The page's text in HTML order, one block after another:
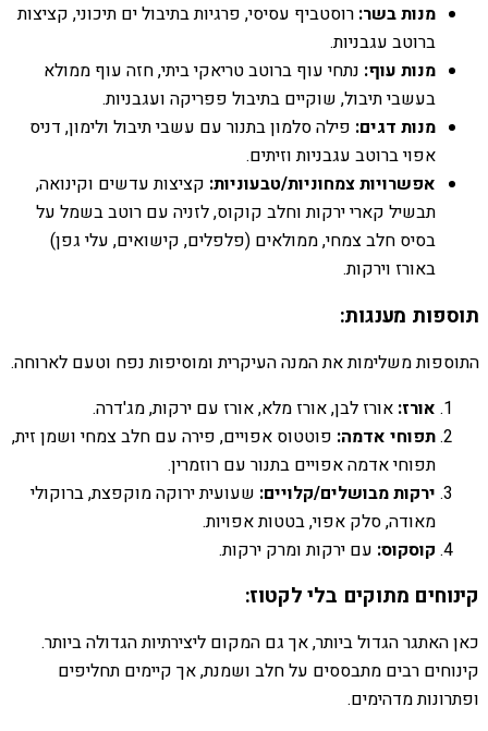
מנות בשר: רוסטביף עסיסי, פרגיות בתיבול ים תיכוני, קציצות
ברוטב עגבניות.
מנות עוף: נתחי עוף ברוטב טריאקי ביתי, חזה עוף ממולא
בעשבי תיבול, שוקיים בתיבול פפריקה ועגבניות.
מנות דגים: פילה סלמון בתנור עם עשבי תיבול ולימון, דניס
אפוי ברוטב עגבניות וזיתים.
אפשרויות צמחוניות/טבעוניות: קציצות עדשים וקינואה,
תבשיל קארי ירקות וחלב קוקוס, לזניה עם רוטב בשמל על
בסיס חלב צמחי, ממולאים (פלפלים, קישואים, עלי גפן)
באורז וירקות.
תוספות מענגות:
התוספות משלימות את המנה העיקרית ומוסיפות נפח וטעם לארוחה.
אורז: אורז לבן, אורז מלא, אורז עם ירקות, מג'דרה.
תפוחי אדמה: פוטטוס אפויים, פירה עם חלב צמחי ושמן זית,
תפוחי אדמה אפויים בתנור עם רוזמרין.
ירקות מבושלים/קלויים: שעועית ירוקה מוקפצת, ברוקולי
מאודה, סלק אפוי, בטטות אפויות.
קוסקוס: עם ירקות ומרק ירקות.
קינוחים מתוקים בלי לקטוז:
כאן האתגר הגדול ביותר, אך גם המקום ליצירתיות הגדולה ביותר.
קינוחים רבים מתבססים על חלב ושמנת, אך קיימים תחליפים
ופתרונות מדהימים.